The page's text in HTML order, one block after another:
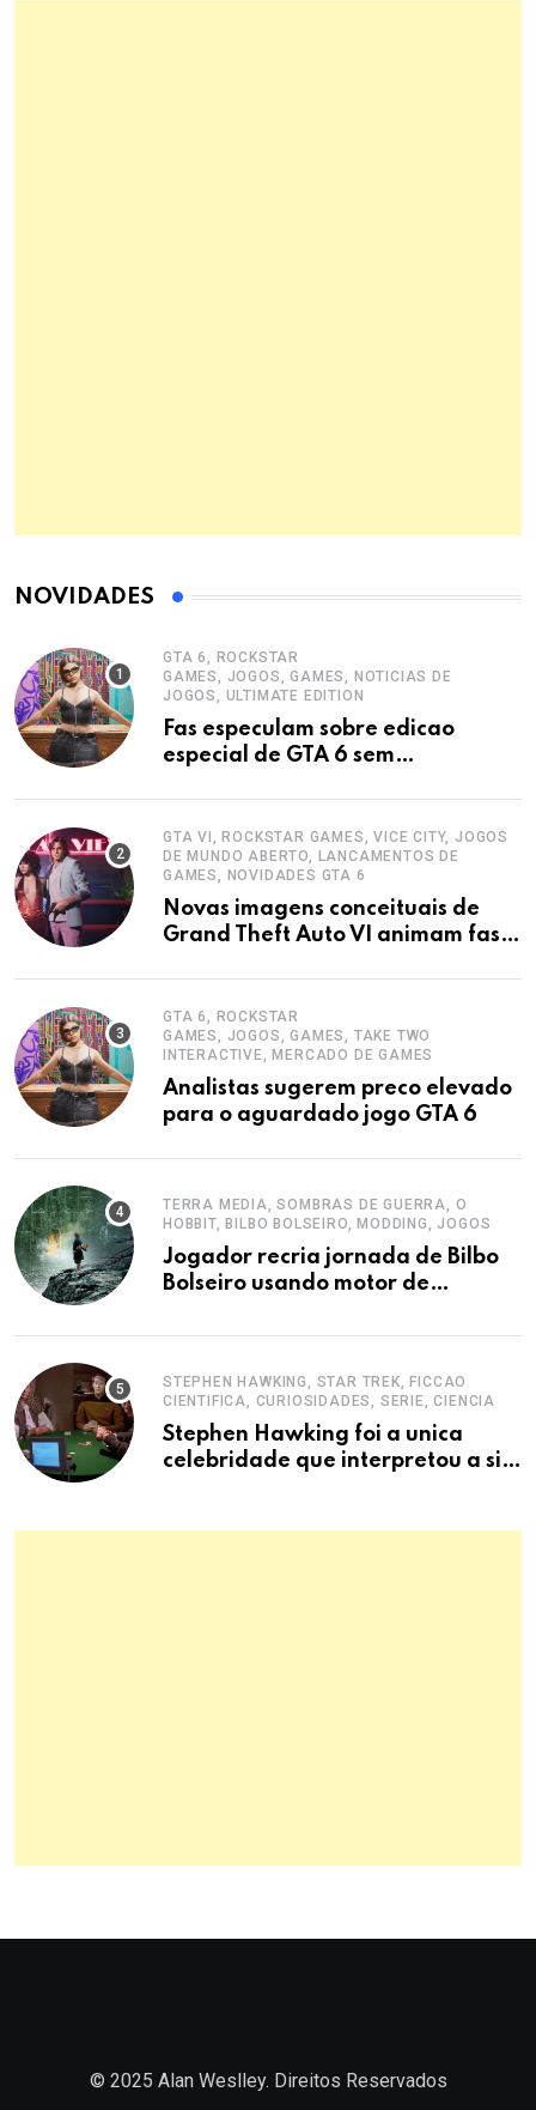
NOVIDADES
GTA 6, ROCKSTAR
GAMES, JOGOS, GAMES, NOTICIAS DE
JOGOS, ULTIMATE EDITION
Fas especulam sobre edicao
especial de GTA 6 sem
GTA VI, ROCKSTAR GAMES, VICE CITY, JOGOS
DE MUNDO ABERTO, LANCAMENTOS DE
GAMES, NOVIDADES GTA 6
Novas imagens conceituais de
Grand Theft Auto VI animam fas
GTA 6, ROCKSTAR
GAMES, JOGOS, GAMES, TAKE TWO
INTERACTIVE, MERCADO DE GAMES
Analistas sugerem preco elevado
para o aguardado jogo GTA 6
TERRA MEDIA, SOMBRAS DE GUERRA, O
HOBBIT, BILBO BOLSEIRO, MODDING, JOGOS
Jogador recria jornada de Bilbo
Bolseiro usando motor de
STEPHEN HAWKING, STAR TREK, FICCAO
CIENTIFICA, CURIOSIDADES, SERIE, CIENCIA
Stephen Hawking foi a unica
celebridade que interpretou a si
© 2025 Alan Weslley. Direitos Reservados